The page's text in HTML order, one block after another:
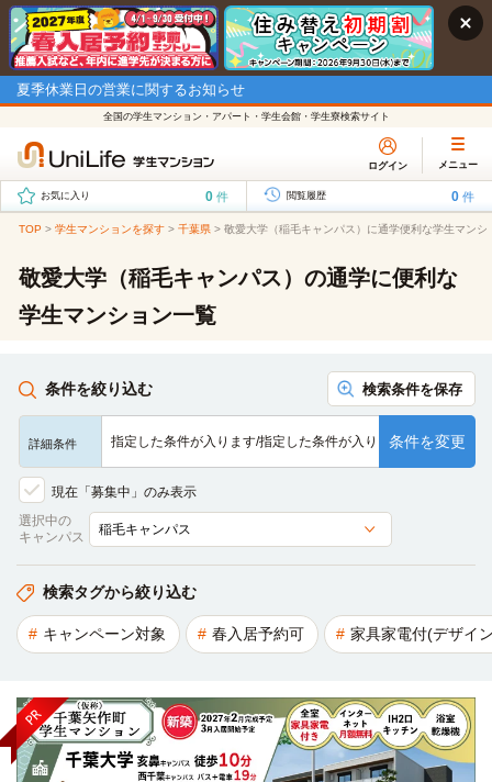
夏季休業日の営業に関するお知らせ
全国の学生マンション・アパート・学生会館・学生寮検索サイト
ログイン メニュー
お気に入り 0 件 閲覧履歴 0 件
TOP > 学生マンションを探す > 千葉県 > 敬愛大学（稲毛キャンパス）に通学便利な学生マンシ
敬愛大学（稲毛キャンパス）の通学に便利な
学生マンション一覧
条件を絞り込む 検索条件を保存
詳細条件 指定した条件が入ります/指定した条件が入ります/指定した条…
条件を変更
現在「募集中」のみ表示
選択中の
キャンパス
検索タグから絞り込む
キャンペーン対象 春入居予約可 家具家電付(デザイ